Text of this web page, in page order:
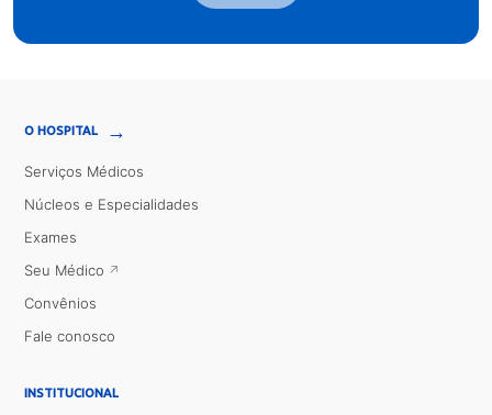
O HOSPITAL →
Serviços Médicos
Núcleos e Especialidades
Exames
Seu Médico
Convênios
Fale conosco
INSTITUCIONAL